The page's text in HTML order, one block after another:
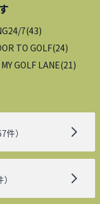
7(43)
TO GOLF(24)
MY GOLF LANE(21)
件）